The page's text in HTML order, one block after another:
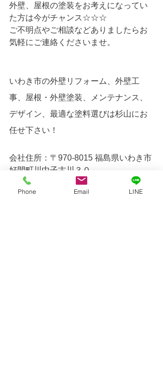
外壁、屋根の塗装をお考えになってい
た方は今がチャンス ☆☆☆
ご不明点やご相談などありましたらお
気軽にご連絡くださいませ。
いわき市の外壁リフォーム、外壁工
事、屋根・外壁塗装、メンテナンス、
デザイン、最適な塗料選びは杉山にお
任せ下さい！
会社住所：〒970-8015 福島県いわき市
好間町川中子古川３０
問い合わせ番号：0246-22-2201
Phone Email LINE